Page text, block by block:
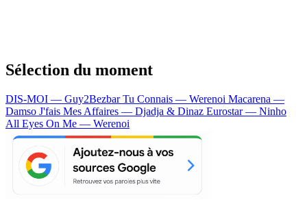
Sélection du moment
DIS-MOI — Guy2BezbarTu Connais — Werenoi Macarena —
Damso J'fais Mes Affaires — Djadja & Dinaz Eurostar — Ninho
All Eyes On Me — Werenoi